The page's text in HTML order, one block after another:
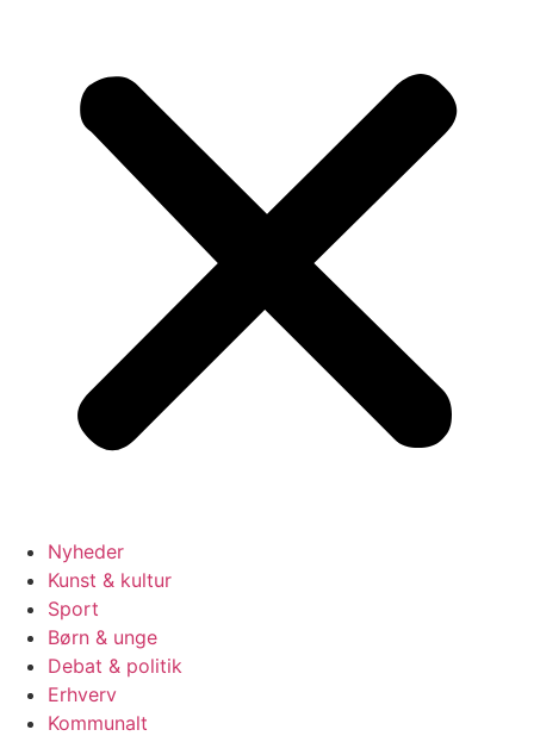
Nyheder
Kunst & kultur
Sport
Børn & unge
Debat & politik
Erhverv
Kommunalt